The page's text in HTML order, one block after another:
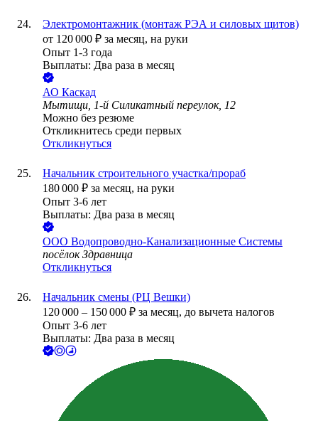
Электромонтажник (монтаж РЭА и силовых щитов)
от 120 000 ₽ за месяц, на руки
Опыт 1-3 года
Выплаты: Два раза в месяц
АО Каскад
Мытищи, 1-й Силикатный переулок, 12
Можно без резюме
Откликнитесь среди первых
Откликнуться
Начальник строительного участка/прораб
180 000 ₽ за месяц, на руки
Опыт 3-6 лет
Выплаты: Два раза в месяц
ООО Водопроводно-Канализационные Системы
посёлок Здравница
Откликнуться
Начальник смены (РЦ Вешки)
120 000 – 150 000 ₽ за месяц, до вычета налогов
Опыт 3-6 лет
Выплаты: Два раза в месяц